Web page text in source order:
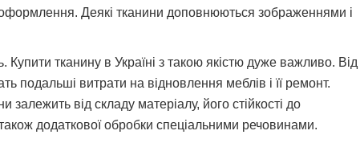
Деякі тканини доповнюються зображеннями і
Купити тканину в Україні з такою якістю дуже важливо. Від
подальші витрати на відновлення меблів і її ремонт.
залежить від складу матеріалу, його стійкості до
додаткової обробки спеціальними речовинами.